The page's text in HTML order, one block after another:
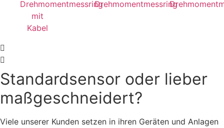
Standardsensor oder lieber
maßgeschneidert?
Viele unserer Kunden setzen in ihren Geräten und Anlagen